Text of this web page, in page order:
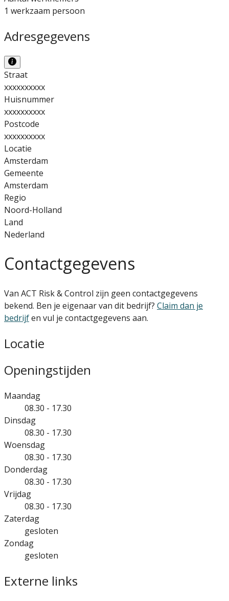
1 werkzaam persoon
Adresgegevens
Straat
xxxxxxxxxx
Huisnummer
xxxxxxxxxx
Postcode
xxxxxxxxxx
Locatie
Amsterdam
Gemeente
Amsterdam
Regio
Noord-Holland
Land
Nederland
Contactgegevens
Van ACT Risk & Control zijn geen contactgegevens
bekend. Ben je eigenaar van dit bedrijf? Claim dan je
bedrijfen vul je contactgegevens aan.
Locatie
Openingstijden
Maandag
08.30 - 17.30
Dinsdag
08.30 - 17.30
Woensdag
08.30 - 17.30
Donderdag
08.30 - 17.30
Vrijdag
08.30 - 17.30
Zaterdag
gesloten
Zondag
gesloten
Externe links